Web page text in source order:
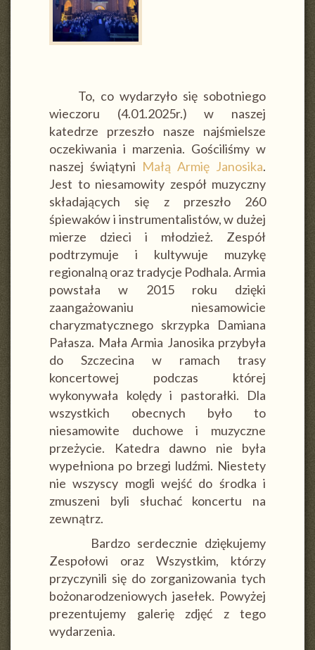
To, co wydarzyło się sobotniego
wieczoru (4.01.2025r.) w naszej
katedrze przeszło nasze najśmielsze
oczekiwania i marzenia. Gościliśmy w
naszej świątyni Małą Armię Janosika.
Jest to niesamowity zespół muzyczny
składających się z przeszło 260
śpiewaków i instrumentalistów, w dużej
mierze dzieci i młodzież. Zespół
podtrzymuje i kultywuje muzykę
regionalną oraz tradycje Podhala. Armia
powstała w 2015 roku dzięki
zaangażowaniu niesamowicie
charyzmatycznego skrzypka Damiana
Pałasza. Mała Armia Janosika przybyła
do Szczecina w ramach trasy
koncertowej podczas której
wykonywała kolędy i pastorałki. Dla
wszystkich obecnych było to
niesamowite duchowe i muzyczne
przeżycie. Katedra dawno nie była
wypełniona po brzegi ludźmi. Niestety
nie wszyscy mogli wejść do środka i
zmuszeni byli słuchać koncertu na
zewnątrz.
Bardzo serdecznie dziękujemy
Zespołowi oraz Wszystkim, którzy
przyczynili się do zorganizowania tych
bożonarodzeniowych jasełek. Powyżej
prezentujemy galerię zdjęć z tego
wydarzenia.